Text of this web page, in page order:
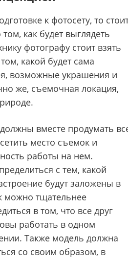
к фотосету, то
как будет выглядеть
фотографу стоит взять
какой будет сама
возможные украшения и
же, съемочная локация,
вместе продумать
место съемок и
работы на нем.
с тем, какой
будут заложены в
можно тщательнее
в том, что все друг
работать в одном
Также модель должна
со своим образом, в